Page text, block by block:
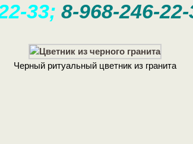
33; 8-968-246-
Черный ритуальный цветник из гранита